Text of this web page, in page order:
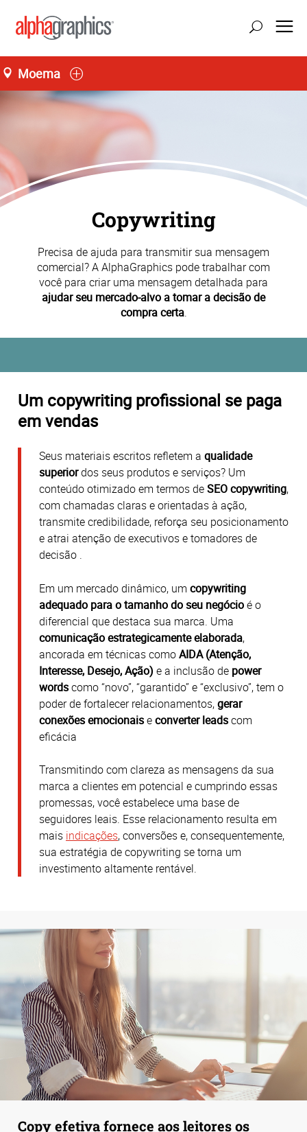
Moema
Copywriting
Precisa de ajuda para transmitir sua mensagem
comercial? A AlphaGraphics pode trabalhar com
você para criar uma mensagem detalhada para
ajudar seu mercado-alvo a tomar a decisão de
compra certa.
Um copywriting profissional se paga
em vendas
Seus materiais escritos refletem a qualidade
superiordos seus produtos e serviços? Um
conteúdo otimizado em termos deSEO copywriting,
com chamadas claras e orientadas à ação,
transmite credibilidade, reforça seu posicionamento
e atrai atenção de executivos e tomadores de
decisão .
Em um mercado dinâmico, um copywriting
adequado para o tamanho do seu negócioé o
diferencial que destaca sua marca. Uma
comunicação estrategicamente elaborada,
ancorada em técnicas comoAIDA (Atenção,
Interesse, Desejo, Ação) e a inclusão de power
wordscomo “novo”, “garantido” e “exclusivo”, tem o
poder de fortalecer relacionamentos,gerar
conexões emocionaiseconverter leadscom
eficácia
Transmitindo com clareza as mensagens da sua
marca a clientes em potencial e cumprindo essas
promessas, você estabelece uma base de
seguidores leais. Esse relacionamento resulta em
mais indicações, conversões e, consequentemente,
sua estratégia de copywriting se torna um
investimento altamente rentável.
Copy efetiva fornece aos leitores os